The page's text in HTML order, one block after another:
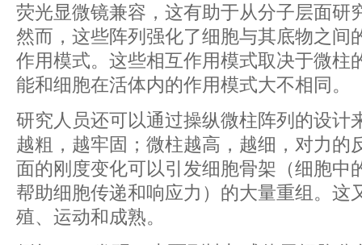
荧光显微镜兼容，这有助于从分子层面研
然而，这些阵列强化了细胞与其底物之间
作用模式。这些相互作用模式取决于微柱
能和细胞在活体内的作用模式大不相同。
研究人员还可以通过操纵微柱阵列的设计
越粗，越牢固；微柱越高，越细，对力的
面的刚度变化可以引发细胞骨架（细胞中
帮助细胞传递和响应力）的大量重组。这
殖、运动和成熟。